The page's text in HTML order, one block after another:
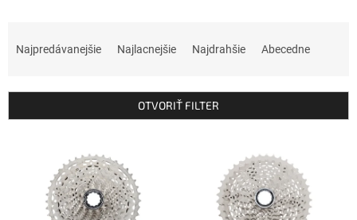
i
Najpredávanejšie Najlacnejšie Najdrahšie Abecedne
OTVORIŤ FILTER